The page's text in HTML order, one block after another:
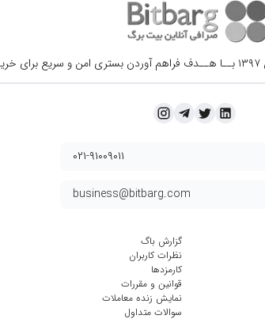
بستری امن و سریع برای
business@bitbarg.com
۰۲۱-۹۱۰۰۹۰۱۱
گزارش باگ
نظرات کاربران
کارمزد‌ها
قوانین و مقررات
نمایش زنده معاملات
سوالات متداول